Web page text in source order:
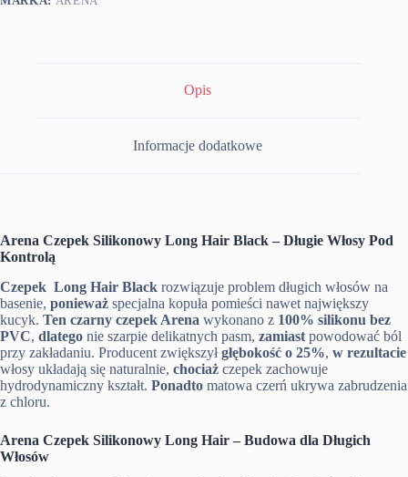
Opis
Informacje dodatkowe
Arena Czepek Silikonowy Long Hair Black – Długie Włosy Pod
Kontrolą
Czepek Long Hair Black rozwiązuje problem długich włosów na
basenie, ponieważ specjalna kopuła pomieści nawet największy
kucyk. Ten czarny czepek Arena wykonano z 100% silikonu bez
PVC, dlatego nie szarpie delikatnych pasm, zamiast powodować ból
przy zakładaniu. Producent zwiększyłgłębokość o 25%, w rezultacie
włosy układają się naturalnie, chociaż czepek zachowuje
hydrodynamiczny kształt. Ponadto matowa czerń ukrywa zabrudzenia
z chloru.
Arena Czepek Silikonowy Long Hair – Budowa dla Długich
Włosów